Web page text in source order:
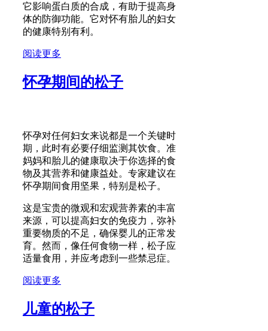
它影响蛋白质的合成，有助于提高身
体的防御功能。它对怀有胎儿的妇女
的健康特别有利。
阅读更多
怀孕期间的松子
怀孕对任何妇女来说都是一个关键时
期，此时有必要仔细监测其饮食。准
妈妈和胎儿的健康取决于你选择的食
物及其营养和健康益处。专家建议在
怀孕期间食用坚果，特别是松子。
这是宝贵的微观和宏观营养素的丰富
来源，可以提高妇女的免疫力，弥补
重要物质的不足，确保婴儿的正常发
育。然而，像任何食物一样，松子应
适量食用，并应考虑到一些禁忌症。
阅读更多
儿童的松子